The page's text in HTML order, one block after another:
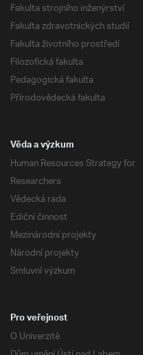
Fakulta strojního inženýrství
Fakulta zdravotnických studií
Fakulta životního prostředí
Filozofická fakulta
Pedagogická fakulta
Přírodovědecká fakulta
Věda a výzkum
Human Resources Strategy for
Researchers
Vědecká rada
Ediční činnost
Mezinárodní projekty
Národní projekty
Smluvní výzkum
Pro veřejnost
O Univerzitě